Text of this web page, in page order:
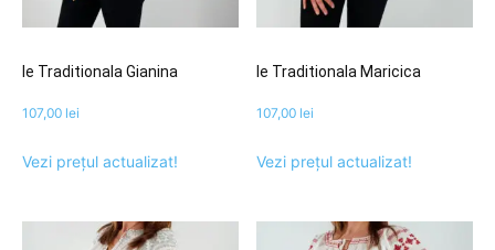
Ie Traditionala Gianina
107,00 lei
Vezi prețul actualizat!
Ie Traditionala Maricica
107,00 lei
Vezi prețul actualizat!